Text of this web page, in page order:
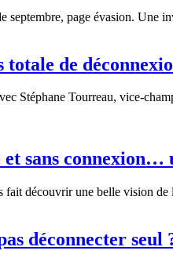
septembre, page évasion. Une
totale de
Stéphane Tourreau, vice-
sans connexion…
découvrir une belle vision
déconnecter